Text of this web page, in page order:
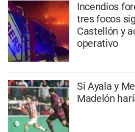
Incendios
tres focos
Castellón y
operativo
Si Ayala y
Madelón